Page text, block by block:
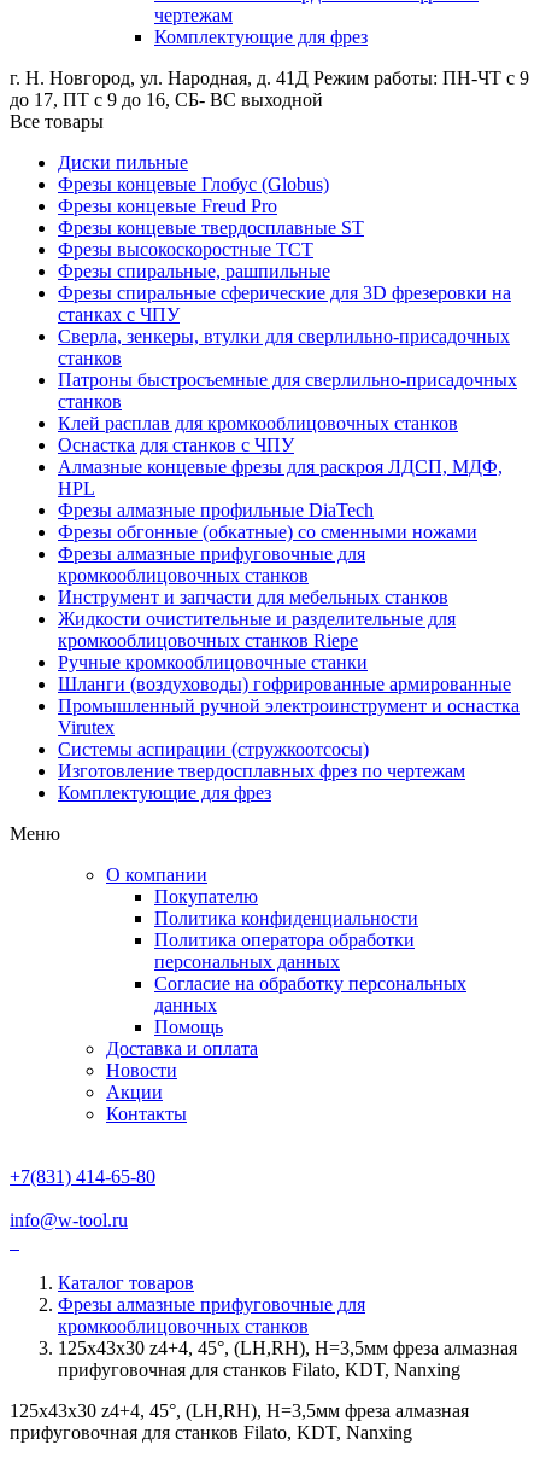
чертежам
Комплектующие для фрез
г. Н. Новгород, ул. Народная, д. 41Д Режим работы: ПН-ЧТ с 9
до 17, ПТ с 9 до 16, СБ- ВС выходной
Все товары
Диски пильные
Фрезы концевые Глобус (Globus)
Фрезы концевые Freud Pro
Фрезы концевые твердосплавные ST
Фрезы высокоскоростные ТСТ
Фрезы спиральные, рашпильные
Фрезы спиральные сферические для 3D фрезеровки на
станках с ЧПУ
Сверла, зенкеры, втулки для сверлильно-присадочных
станков
Патроны быстросъемные для сверлильно-присадочных
станков
Клей расплав для кромкооблицовочных станков
Оснастка для станков с ЧПУ
Алмазные концевые фрезы для раскроя ЛДСП, МДФ,
HPL
Фрезы алмазные профильные DiaTech
Фрезы обгонные (обкатные) со сменными ножами
Фрезы алмазные прифуговочные для
кромкооблицовочных станков
Инструмент и запчасти для мебельных станков
Жидкости очистительные и разделительные для
кромкооблицовочных станков Riepe
Ручные кромкооблицовочные станки
Шланги (воздуховоды) гофрированные армированные
Промышленный ручной электроинструмент и оснастка
Virutex
Системы аспирации (стружкоотсосы)
Изготовление твердосплавных фрез по чертежам
Комплектующие для фрез
Меню
О компании
Покупателю
Политика конфиденциальности
Политика оператора обработки
персональных данных
Согласие на обработку персональных
данных
Помощь
Доставка и оплата
Новости
Акции
Контакты
+7(831) 414-65-80
info@w-tool.ru
Каталог товаров
Фрезы алмазные прифуговочные для
кромкооблицовочных станков
125х43х30 z4+4, 45°, (LH,RH), Н=3,5мм фреза алмазная
прифуговочная для станков Filato, KDT, Nanxing
125х43х30 z4+4, 45°, (LH,RH), Н=3,5мм фреза алмазная
прифуговочная для станков Filato, KDT, Nanxing